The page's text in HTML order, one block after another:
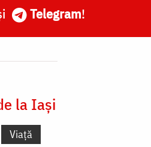
Telegram!
la Iași
Viață